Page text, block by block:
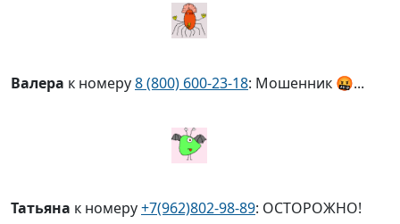
Валера к номеру8 (800) 600-23-18: Мошенник 🤬...
Татьяна к номеру+7(962)802-98-89: ОСТОРОЖНО!